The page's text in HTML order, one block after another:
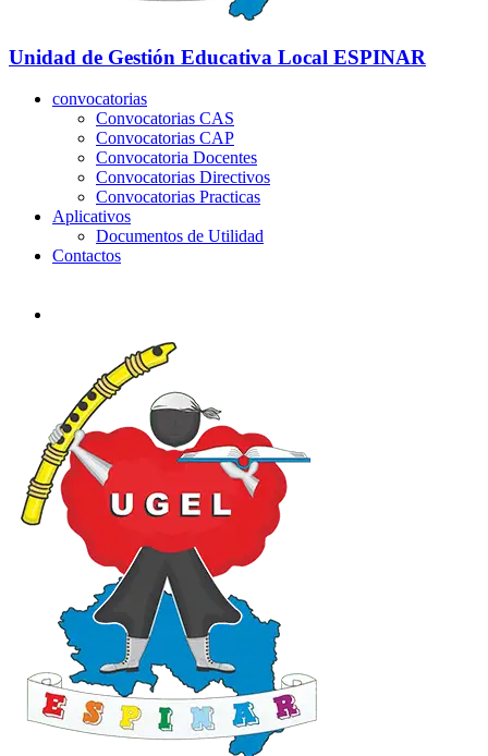
Unidad de Gestión Educativa Local ESPINAR
convocatorias
Convocatorias CAS
Convocatorias CAP
Convocatoria Docentes
Convocatorias Directivos
Convocatorias Practicas
Aplicativos
Documentos de Utilidad
Contactos